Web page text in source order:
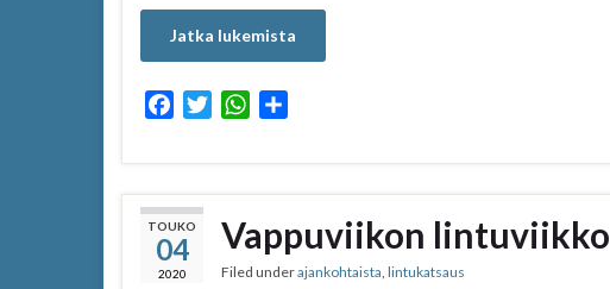
Jatka lukemista
c
e
b
o
o
i
t
W
a
t
A
p
a
r
TOUKO
04
2020
Vappuviikon lintuviikko
Filed underajankohtaista, lintukatsaus